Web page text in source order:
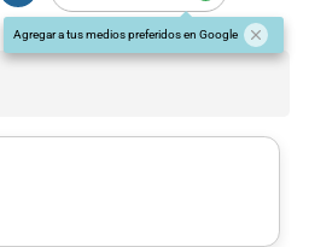
Agregar a tus medios preferidos en Google